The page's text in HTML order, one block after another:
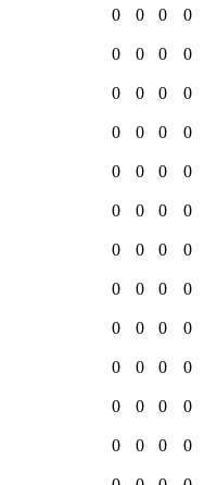
0 0 0 0
0 0 0 0
0 0 0 0
0 0 0 0
0 0 0 0
0 0 0 0
0 0 0 0
0 0 0 0
0 0 0 0
0 0 0 0
0 0 0 0
0 0 0 0